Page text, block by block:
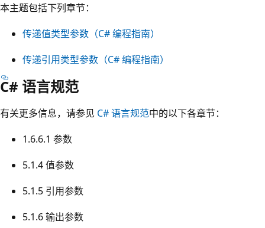
本主题包括下列章节：
传递值类型参数（C# 编程指南）
传递引用类型参数（C# 编程指南）
C# 语言规范
有关更多信息，请参见 C# 语言规范中的以下各章节：
1.6.6.1 参数
5.1.4 值参数
5.1.5 引用参数
5.1.6 输出参数